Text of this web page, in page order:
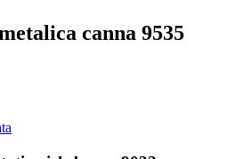
canna 9535